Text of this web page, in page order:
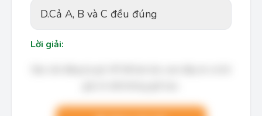
D.Cả A, B và C đều đúng
Lời giải: